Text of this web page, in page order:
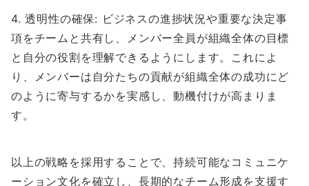
4. 透明性の確保: ビジネスの進捗状況や重要な決定事
項をチームと共有し、メンバー全員が組織全体の目標
と自分の役割を理解できるようにします。これによ
り、メンバーは自分たちの貢献が組織全体の成功にど
のように寄与するかを実感し、動機付けが高まりま
す。
以上の戦略を採用することで、持続可能なコミュニケ
ーション文化を確立し、長期的なチーム形成を支援す